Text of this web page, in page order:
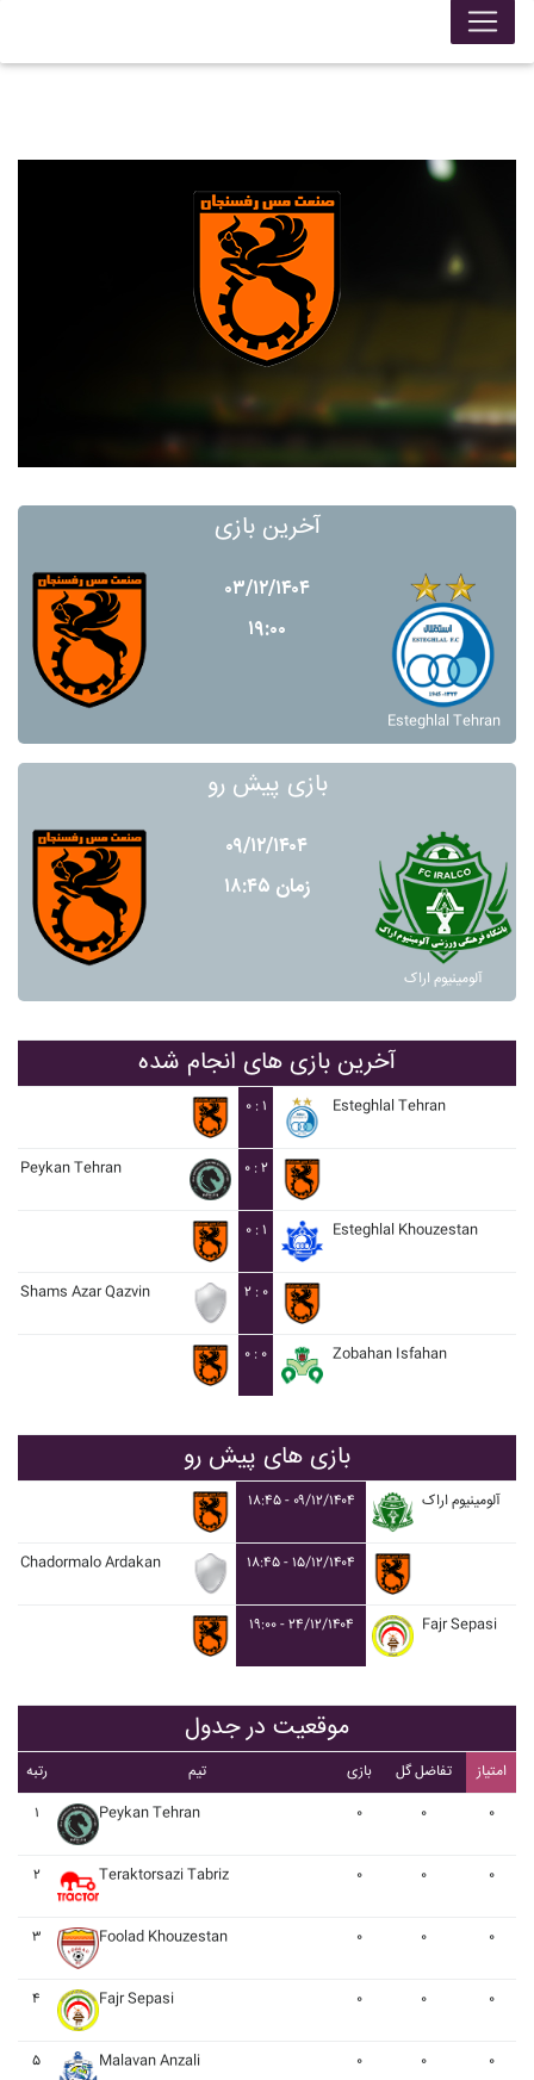
آخرین بازی
۰۳/۱۲/۱۴۰۴
۱۹:۰۰
Esteghlal Tehran
بازی پیش رو
۰۹/۱۲/۱۴۰۴
زمان ۱۸:۴۵
آلومينيوم اراک
آخرین بازی های انجام شده
۰ : ۱ Esteghlal Tehran
Peykan Tehran ۰ : ۲
۰ : ۱ Esteghlal Khouzestan
Shams Azar Qazvin ۲ : ۰
۰ : ۰ Zobahan Isfahan
بازی های پیش رو
۱۸:۴۵ - ۰۹/۱۲/۱۴۰۴ آلومينيوم اراک
Chadormalo Ardakan ۱۸:۴۵ - ۱۵/۱۲/۱۴۰۴
۱۹:۰۰ - ۲۴/۱۲/۱۴۰۴ Fajr Sepasi
موقعیت در جدول
رتبه تیم بازی تفاضل گل
امتیاز
۱
Peykan Tehran ۰ ۰ ۰
۲ Teraktorsazi Tabriz ۰ ۰ ۰
۳ Foolad Khouzestan ۰ ۰ ۰
۴ Fajr Sepasi ۰ ۰ ۰
۵ Malavan Anzali ۰ ۰ ۰